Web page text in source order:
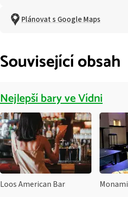
Plánovat s Google Maps
Související obsah
Nejlepší bary ve Vídni
Loos American Bar Monami